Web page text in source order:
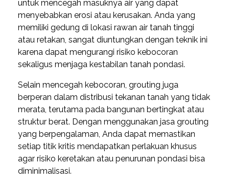
untuk mencegah masuknya air yang dapat
menyebabkan erosi atau kerusakan. Anda yang
memiliki gedung di lokasi rawan air tanah tinggi
atau retakan, sangat diuntungkan dengan teknik ini
karena dapat mengurangi risiko kebocoran
sekaligus menjaga kestabilan tanah pondasi.
Selain mencegah kebocoran, grouting juga
berperan dalam distribusi tekanan tanah yang tidak
merata, terutama pada bangunan bertingkat atau
struktur berat. Dengan menggunakan jasa grouting
yang berpengalaman, Anda dapat memastikan
setiap titik kritis mendapatkan perlakuan khusus
agar risiko keretakan atau penurunan pondasi bisa
diminimalisasi.